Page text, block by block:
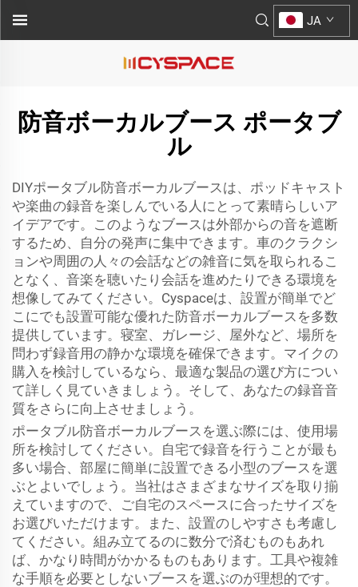
JA
防音ボーカルブース ポータブ
ル
DIYポータブル防音ボーカルブースは、ポッドキャスト
や楽曲の録音を楽しんでいる人にとって素晴らしいア
イデアです。このようなブースは外部からの音を遮断
するため、自分の発声に集中できます。車のクラクシ
ョンや周囲の人々の会話などの雑音に気を取られるこ
となく、音楽を聴いたり会話を進めたりできる環境を
想像してみてください。Cyspaceは、設置が簡単でど
こにでも設置可能な優れた防音ボーカルブースを多数
提供しています。寝室、ガレージ、屋外など、場所を
問わず録音用の静かな環境を確保できます。マイクの
購入を検討しているなら、最適な製品の選び方につい
て詳しく見ていきましょう。そして、あなたの録音音
質をさらに向上させましょう。
ポータブル防音ボーカルブースを選ぶ際には、使用場
所を検討してください。自宅で録音を行うことが最も
多い場合、部屋に簡単に設置できる小型のブースを選
ぶとよいでしょう。当社はさまざまなサイズを取り揃
えていますので、ご自宅のスペースに合ったサイズを
お選びいただけます。また、設置のしやすさも考慮し
てください。組み立てるのに数分で済むものもあれ
ば、かなり時間がかかるものもあります。工具や複雑
な手順を必要としないブースを選ぶのが理想的です。